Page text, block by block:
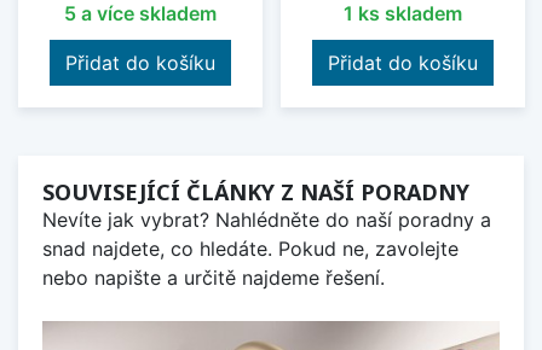
5 a více skladem
Přidat do košíku
1 ks skladem
Přidat do košíku
SOUVISEJÍCÍ ČLÁNKY Z NAŠÍ PORADNY
Nevíte jak vybrat? Nahlédněte do naší poradny a
snad najdete, co hledáte. Pokud ne, zavolejte
nebo napište a určitě najdeme řešení.